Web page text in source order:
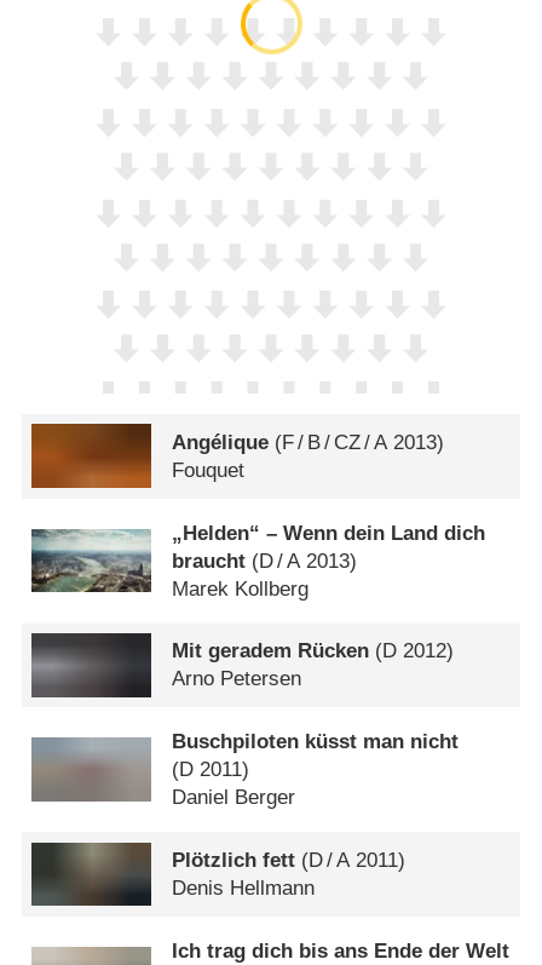
Angélique (F/ B/ CZ/A 2013)
Fouquet
„Helden“ – Wenn dein Land dich
braucht (D/A 2013)
Marek Kollberg
Mit geradem Rücken (D 2012)
Arno Petersen
Buschpiloten küsst man nicht
(D 2011)
Daniel Berger
Plötzlich fett (D/A2011)
Denis Hellmann
Ich trag dich bis ans Ende der Welt